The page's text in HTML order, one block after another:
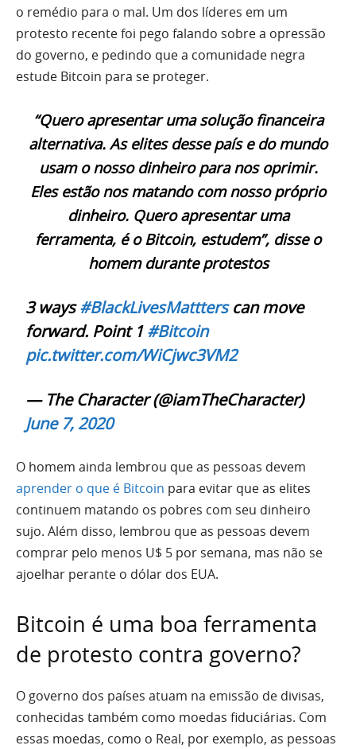
o remédio para o mal. Um dos líderes em um
protesto recente foi pego falando sobre a opressão
do governo, e pedindo que a comunidade negra
estude Bitcoin para se proteger.
“Quero apresentar uma solução financeira
alternativa. As elites desse país e do mundo
usam o nosso dinheiro para nos oprimir.
Eles estão nos matando com nosso próprio
dinheiro. Quero apresentar uma
ferramenta, é o Bitcoin, estudem”, disse o
homem durante protestos
3 ways#BlackLivesMattterscan move
forward. Point 1#Bitcoin
pic.twitter.com/WiCjwc3VM2
— The Character (@iamTheCharacter)
June 7, 2020
O homem ainda lembrou que as pessoas devem
aprender o que é Bitcoin para evitar que as elites
continuem matando os pobres com seu dinheiro
sujo. Além disso, lembrou que as pessoas devem
comprar pelo menos U$ 5 por semana, mas não se
ajoelhar perante o dólar dos EUA.
Bitcoin é uma boa ferramenta
de protesto contra governo?
O governo dos países atuam na emissão de divisas,
conhecidas também como moedas fiduciárias. Com
essas moedas, como o Real, por exemplo, as pessoas